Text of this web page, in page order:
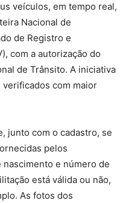
veículos, em tempo real,
Nacional de
de Registro e
com a autorização do
de Trânsito. A iniciativa
com maior
junto com o cadastro, se
pelos
e número de
está válida ou não,
As fotos dos